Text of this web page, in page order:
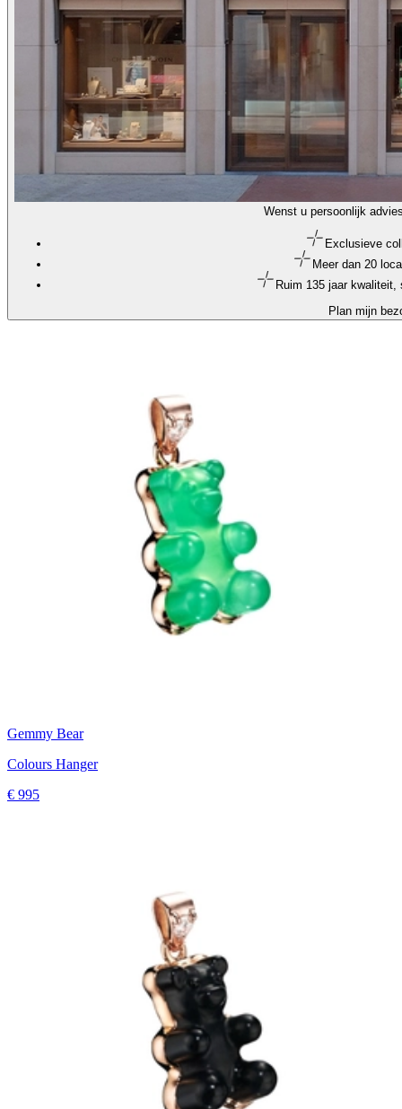
Wenst u persoonlijk
Exclusieve
Meer dan 20
Ruim 135 jaar
Plan mijn
Gemmy Bear
Colours Hanger
€ 995